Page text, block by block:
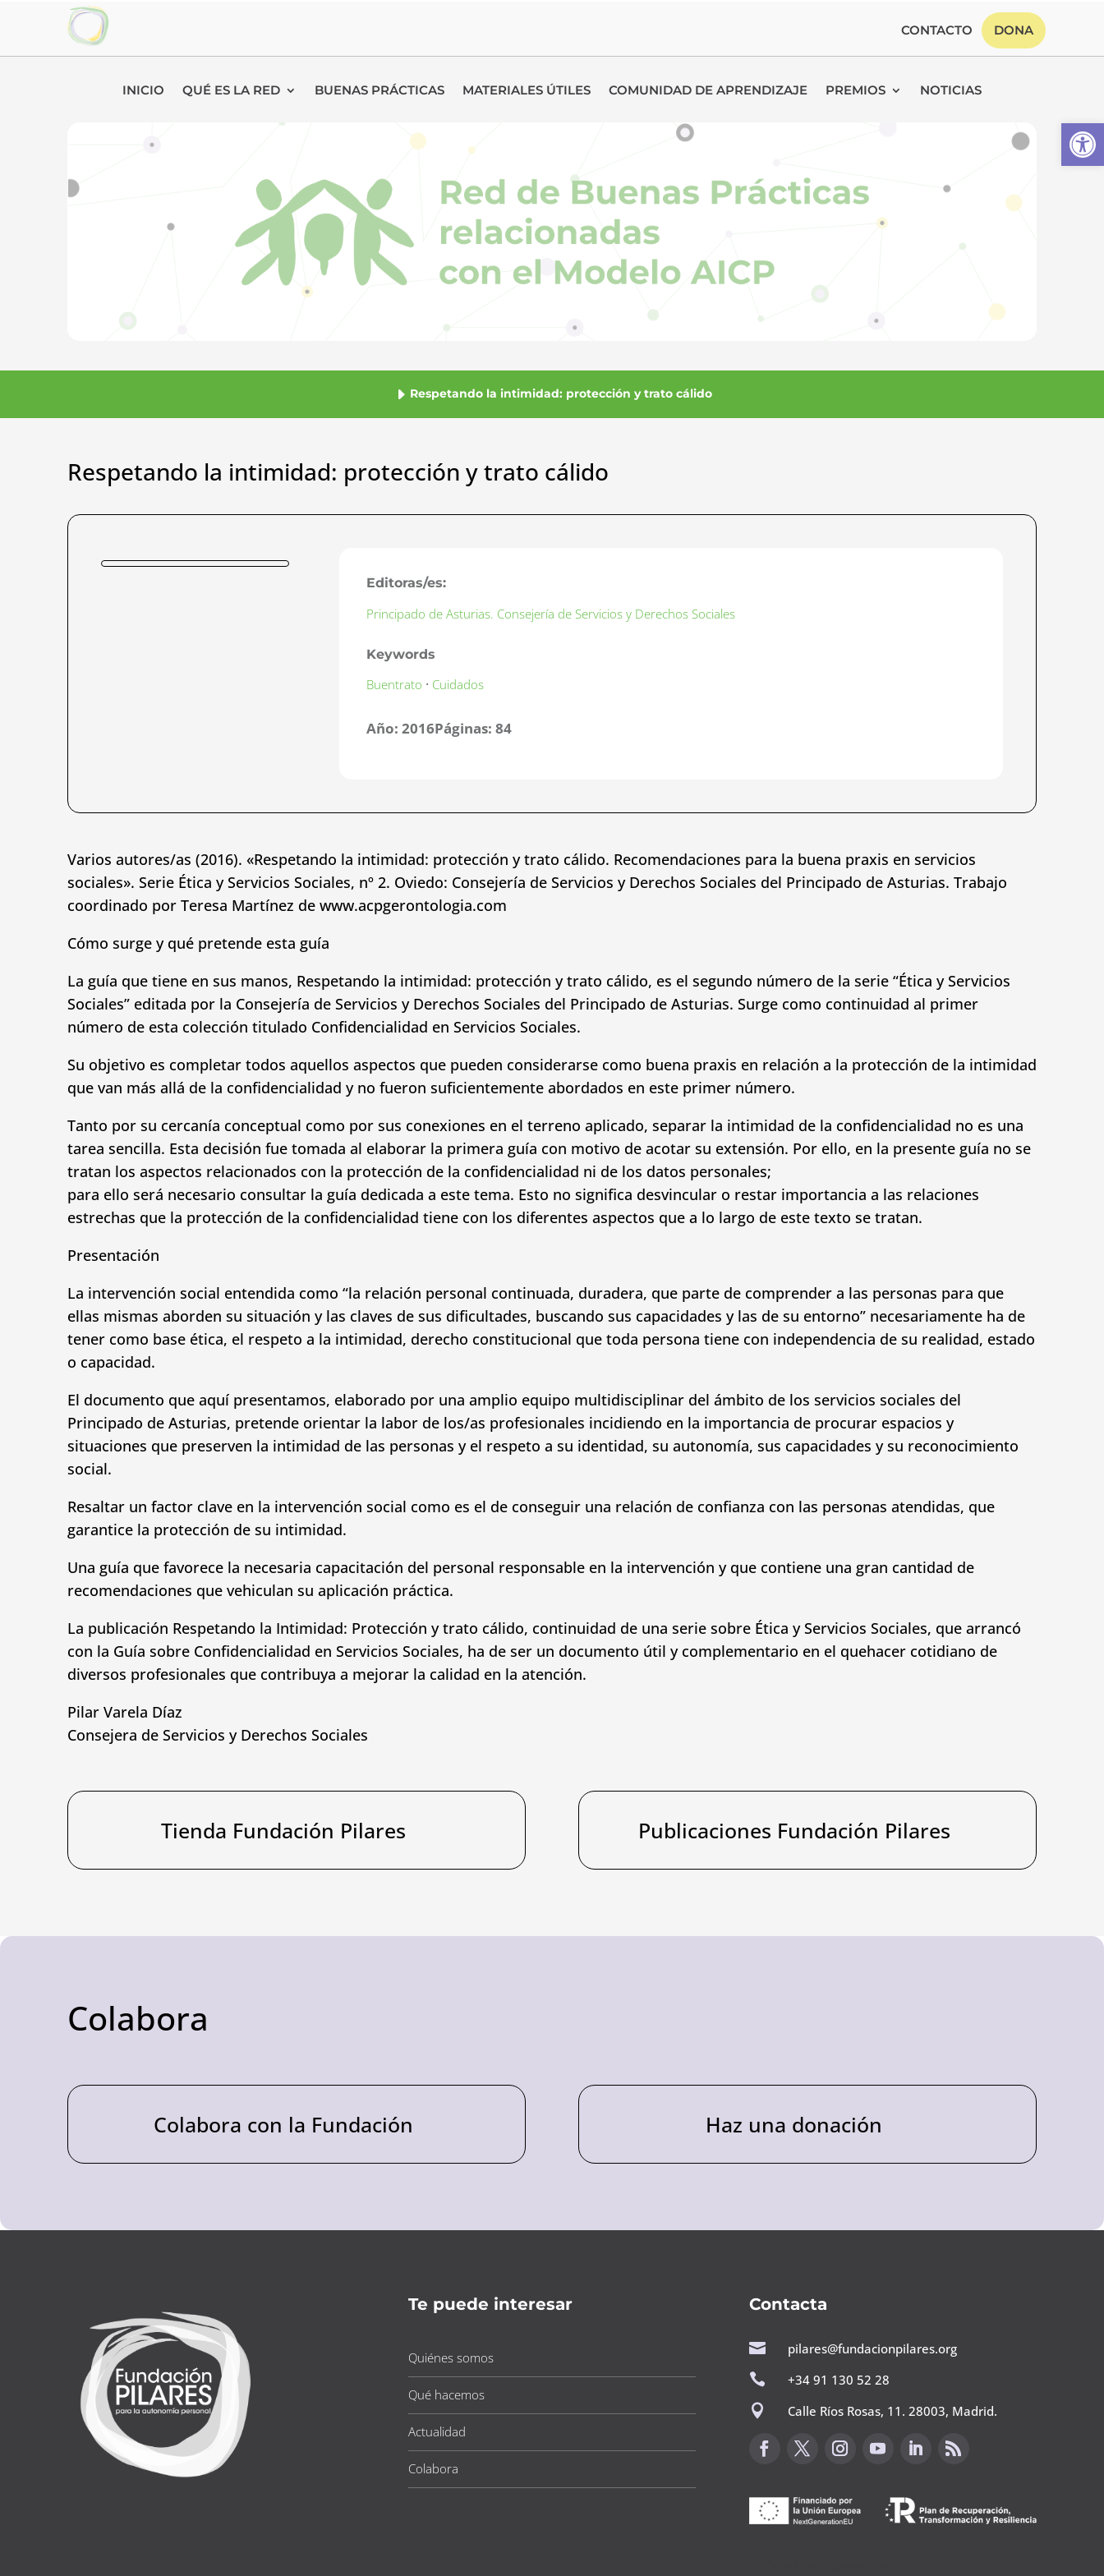
CONTACTO DONA
INICIO QUÉ ES LA RED BUENAS PRÁCTICAS MATERIALES ÚTILES COMUNIDAD DE APRENDIZAJE PREMIOS NOTICIAS
Respetando la intimidad: protección y trato cálido
Respetando la intimidad: protección y trato cálido
Editoras/es:
Principado de Asturias. Consejería de Servicios y Derechos Sociales
Keywords
Buentrato · Cuidados
Año: 2016Páginas: 84
Varios autores/as (2016). «Respetando la intimidad: protección y trato cálido. Recomendaciones para la buena praxis en servicios
sociales». Serie Ética y Servicios Sociales, nº 2. Oviedo: Consejería de Servicios y Derechos Sociales del Principado de Asturias. Trabajo
coordinado por Teresa Martínez de www.acpgerontologia.com
Cómo surge y qué pretende esta guía
La guía que tiene en sus manos, Respetando la intimidad: protección y trato cálido, es el segundo número de la serie “Ética y Servicios
Sociales” editada por la Consejería de Servicios y Derechos Sociales del Principado de Asturias. Surge como continuidad al primer
número de esta colección titulado Confidencialidad en Servicios Sociales.
Su objetivo es completar todos aquellos aspectos que pueden considerarse como buena praxis en relación a la protección de la intimidad
que van más allá de la confidencialidad y no fueron suficientemente abordados en este primer número.
Tanto por su cercanía conceptual como por sus conexiones en el terreno aplicado, separar la intimidad de la confidencialidad no es una
tarea sencilla. Esta decisión fue tomada al elaborar la primera guía con motivo de acotar su extensión. Por ello, en la presente guía no se
tratan los aspectos relacionados con la protección de la confidencialidad ni de los datos personales;
para ello será necesario consultar la guía dedicada a este tema. Esto no significa desvincular o restar importancia a las relaciones
estrechas que la protección de la confidencialidad tiene con los diferentes aspectos que a lo largo de este texto se tratan.
Presentación
La intervención social entendida como “la relación personal continuada, duradera, que parte de comprender a las personas para que
ellas mismas aborden su situación y las claves de sus dificultades, buscando sus capacidades y las de su entorno” necesariamente ha de
tener como base ética, el respeto a la intimidad, derecho constitucional que toda persona tiene con independencia de su realidad, estado
o capacidad.
El documento que aquí presentamos, elaborado por una amplio equipo multidisciplinar del ámbito de los servicios sociales del
Principado de Asturias, pretende orientar la labor de los/as profesionales incidiendo en la importancia de procurar espacios y
situaciones que preserven la intimidad de las personas y el respeto a su identidad, su autonomía, sus capacidades y su reconocimiento
social.
Resaltar un factor clave en la intervención social como es el de conseguir una relación de confianza con las personas atendidas, que
garantice la protección de su intimidad.
Una guía que favorece la necesaria capacitación del personal responsable en la intervención y que contiene una gran cantidad de
recomendaciones que vehiculan su aplicación práctica.
La publicación Respetando la Intimidad: Protección y trato cálido, continuidad de una serie sobre Ética y Servicios Sociales, que arrancó
con la Guía sobre Confidencialidad en Servicios Sociales, ha de ser un documento útil y complementario en el quehacer cotidiano de
diversos profesionales que contribuya a mejorar la calidad en la atención.
Pilar Varela Díaz
Consejera de Servicios y Derechos Sociales
Tienda Fundación Pilares Publicaciones Fundación Pilares
Colabora
Colabora con la Fundación Haz una donación
Te puede interesar
Quiénes somos
Qué hacemos
Actualidad
Colabora
Contacta

pilares@fundacionpilares.org

+34 91 130 52 28

Calle Ríos Rosas, 11. 28003, Madrid.